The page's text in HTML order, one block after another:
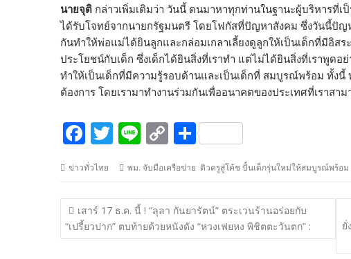
นายจุติ กล่าวเพิ่มเติมว่า วันนี้ ตนมาหาทุกท่านในฐานะผู้บริหาร
ได้รับโจทย์จากนายกรัฐมนตรี โดยโฟกัสที่ปัญหาสังคม ซึ่งวันนี้ปัญ
กันทำให้พ่อแม่ได้ยินลูกและกล่อมเกลาเลี้ยงดูลูกให้เป็นเด็กที่มีอิส
ประโยชน์กับเด็ก ซึ่งเด็กได้ยินสิ่งที่เราทำ แต่ไม่ได้ยินสิ่งที่เราพูดอ
ทำให้เป็นเด็กที่มีความรู้รอบด้านและเป็นเด็กที่ สมบูรณ์พร้อม ทั้ง
ต้องการ โดยเรามาทำงานร่วมกันเพื่ออนาคตของประเทศที่เราสา
F
ac
e
b
o
o
T
itt
er
Li
e
C
o
p
y
Li
n
S
ar
e
ข่าวทั่วไทย พม. จับมือเครือข่าย ติวครูสู่โค้ช ปั้นเด็กรุ่นใหม่ให้สมบูรณ์พร้อม
แนะแนว
เรื่อง
เสาร์ 17 ธ.ค. นี้ ! “ลุลา กันยารัตน์” ตระเวนร้านอร่อยกับ
“เปรี้ยวปาก” ตบท้ายด้วยหนังดัง “หวงเฟยหง พิชิตตะวันตก” :
ยั่